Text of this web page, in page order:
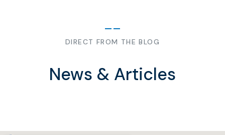
DIRECT FROM THE BLOG
News & Articles